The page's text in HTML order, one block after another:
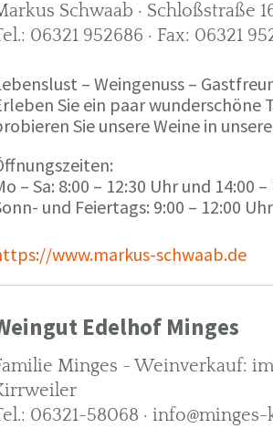
Schwaab · Schloßstraße
06321 952686 · Fax: 06321
– Weingenuss –
Sie ein paar wunderschöne
Sie unsere Weine in
– Sa: 8:00 – 12:30 Uhr und 14:00
und Feiertags: 9:00 – 12:00 Uhr
www.markus-schwaab.de
Edelhof Minges
Minges - Weinverkauf:
06321-58068 ·